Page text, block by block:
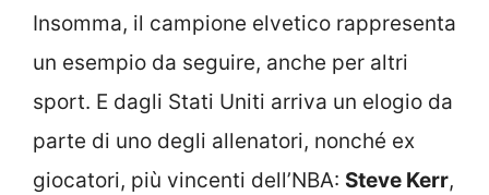
Insomma, il campione elvetico rappresenta
un esempio da seguire, anche per altri
sport. E dagli Stati Uniti arriva un elogio da
parte di uno degli allenatori, nonché ex
giocatori, più vincenti dell’NBA: Steve Kerr,